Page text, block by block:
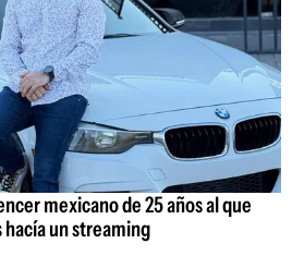
mexicano de 25 años al que
un streaming